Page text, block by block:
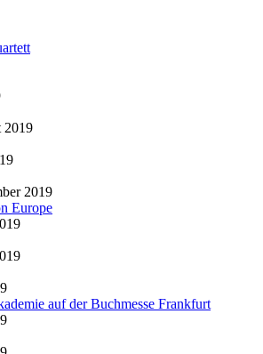
2019
2019
Europe
auf der Buchmesse Frankfurt